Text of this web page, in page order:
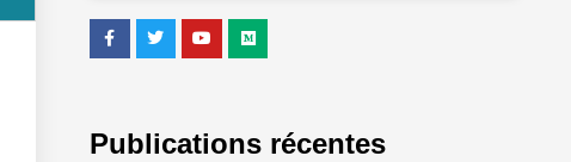
Publications récentes